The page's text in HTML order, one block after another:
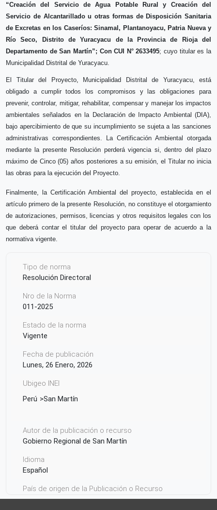
“Creación del Servicio de Agua Potable Rural y Creación del
Servicio de Alcantarillado u otras formas de Disposición Sanitaria
de Excretas en los Caseríos: Sinamal, Plantanoyacu, Patria Nueva y
Río Seco, Distrito de Yuracyacu de la Provincia de Rioja del
Departamento de San Martín”; Con CUI N° 2633495; cuyo titular es la
Municipalidad Distrital de Yuracyacu.
El Titular del Proyecto, Municipalidad Distrital de Yuracyacu, está
obligado a cumplir todos los compromisos y las obligaciones para
prevenir, controlar, mitigar, rehabilitar, compensar y manejar los impactos
ambientales señalados en la Declaración de Impacto Ambiental (DIA),
bajo apercibimiento de que su incumplimiento se sujeta a las sanciones
administrativas correspondientes. La Certificación Ambiental otorgada
mediante la presente Resolución perderá vigencia si, dentro del plazo
máximo de Cinco (05) años posteriores a su emisión, el Titular no inicia
las obras para la ejecución del Proyecto.
Finalmente, la Certificación Ambiental del proyecto, establecida en el
artículo primero de la presente Resolución, no constituye el otorgamiento
de autorizaciones, permisos, licencias y otros requisitos legales con los
que deberá contar el titular del proyecto para operar de acuerdo a la
normativa vigente.
Tipo de norma
Resolución Directoral
Nro de la Norma
011-2025
Estado de la norma
Vigente
Fecha de publicación
Lunes, 26 Enero, 2026
Ubigeo INEI
Perú
San Martín
Autor de la publicación o recurso
Gobierno Regional de San Martín
Idioma
Español
País de origen de la Publicación o Recurso
Perú